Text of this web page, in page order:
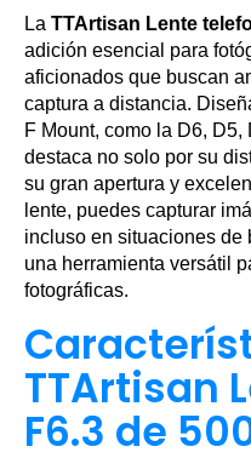
La TTArtisan Lente
adición esencial para
aficionados que buscan
captura a distancia.
F Mount, como la D6,
destaca no solo por su
su gran apertura y
lente, puedes capturar
incluso en situaciones de
una herramienta versátil
fotográficas.
TTArtisan
F6.3 de